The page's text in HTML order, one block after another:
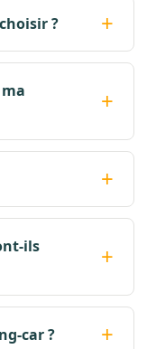
?
ils
car ?